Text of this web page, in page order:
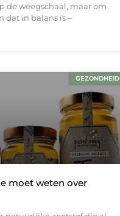
de weegschaal, maar om
dat in balans is –
GEZONDHEID
moet weten over